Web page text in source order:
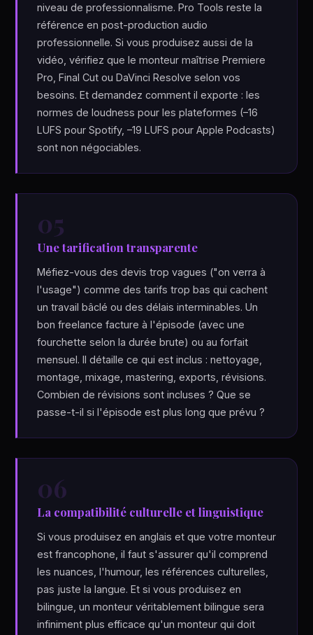
niveau de professionnalisme. Pro Tools reste la
référence en post-production audio
professionnelle. Si vous produisez aussi de la
vidéo, vérifiez que le monteur maîtrise Premiere
Pro, Final Cut ou DaVinci Resolve selon vos
besoins. Et demandez comment il exporte : les
normes de loudness pour les plateformes (–16
LUFS pour Spotify, –19 LUFS pour Apple Podcasts)
sont non négociables.
05
Une tarification transparente
Méfiez-vous des devis trop vagues ("on verra à
l'usage") comme des tarifs trop bas qui cachent
un travail bâclé ou des délais interminables. Un
bon freelance facture à l'épisode (avec une
fourchette selon la durée brute) ou au forfait
mensuel. Il détaille ce qui est inclus : nettoyage,
montage, mixage, mastering, exports, révisions.
Combien de révisions sont incluses ? Que se
passe-t-il si l'épisode est plus long que prévu ?
06
La compatibilité culturelle et linguistique
Si vous produisez en anglais et que votre monteur
est francophone, il faut s'assurer qu'il comprend
les nuances, l'humour, les références culturelles,
pas juste la langue. Et si vous produisez en
bilingue, un monteur véritablement bilingue sera
infiniment plus efficace qu'un monteur qui doit